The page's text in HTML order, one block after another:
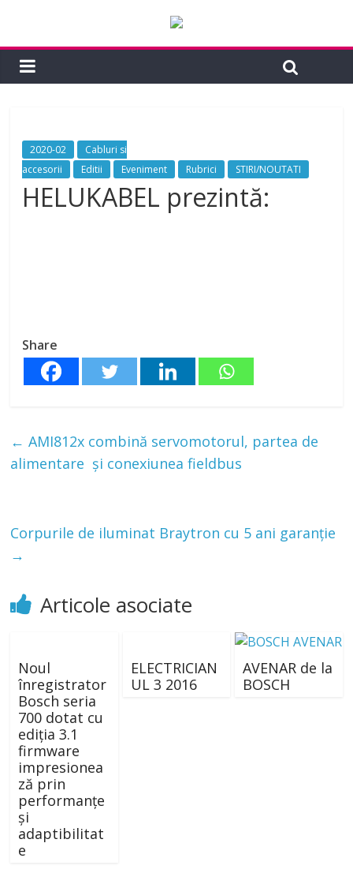
2020-02
Cabluri si
accesorii
Editii Eveniment Rubrici STIRI/NOUTATI
HELUKABEL prezintă:
Share
← AMI812x combină servomotorul, partea de
alimentare și conexiunea fieldbus
Corpurile de iluminat Braytron cu 5 ani garanție
→
Articole asociate
Noul
înregistrator
Bosch seria
700 dotat cu
ediţia 3.1
firmware
impresionea
ză prin
performanţe
şi
adaptibilitat
e
ELECTRICIAN
UL 3 2016
AVENAR de la
BOSCH